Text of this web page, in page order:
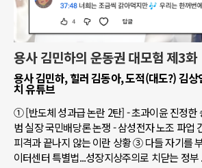
용사 김민하의 운동권 대모험 제3화
용사 김민하, 힐러 김동아, 도적(대도?) 김
치 유튜브
① [반도체 성과급 논란 2탄] - 초과이윤 진정한
범 실장 국민배당론 논쟁 - 삼성전자 노조 파
피격과 끝나지 않는 이란 상황 ③ 다들 자기를
이터센터 특별법...성장지상주의로 치닫는 정부